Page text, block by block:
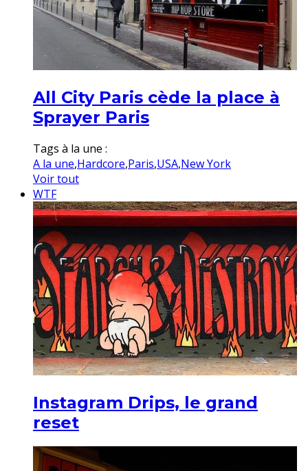
All City Paris cède la place à
Sprayer Paris
Tags à la une :
A la une,Hardcore,Paris,USA,New York
Voir tout
WTF
Instagram Drips, le grand
reset